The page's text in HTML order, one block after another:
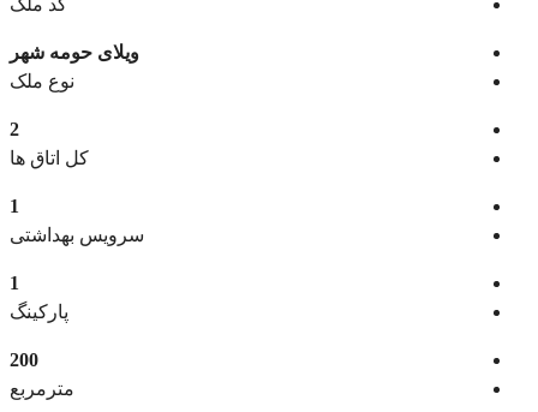
کد ملک
ویلای حومه شهر
نوع ملک
2
کل اتاق ها
1
سرویس بهداشتی
1
پارکینگ
200
مترمربع